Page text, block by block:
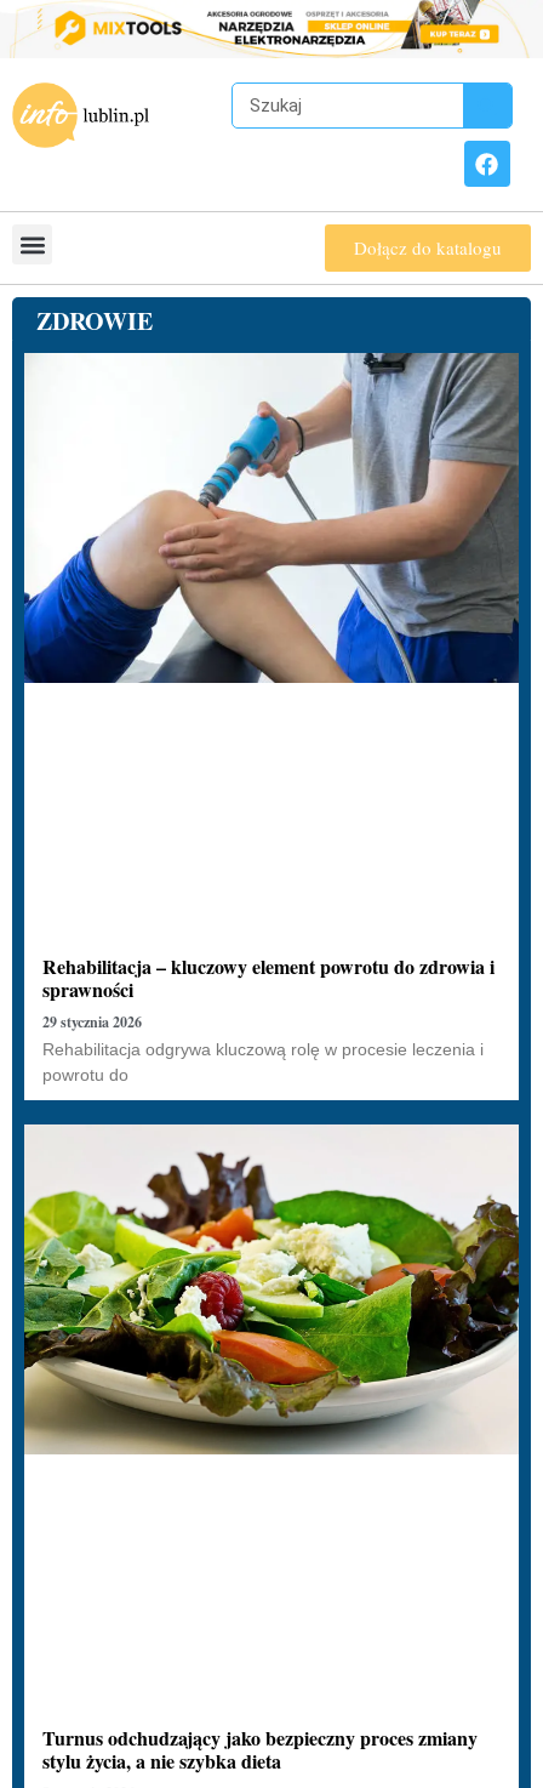
Dołącz do katalogu
ZDROWIE
Rehabilitacja – kluczowy element powrotu do zdrowia i
sprawności
29 stycznia 2026
Rehabilitacja odgrywa kluczową rolę w procesie leczenia i
powrotu do
Turnus odchudzający jako bezpieczny proces zmiany
stylu życia, a nie szybka dieta